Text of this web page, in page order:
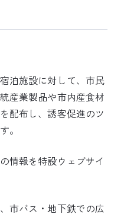
泊施設に対して、市民
産業製品や市内産食材
配布し、誘客促進のツ
。
情報を特設ウェブサイ
市バス・地下鉄での広